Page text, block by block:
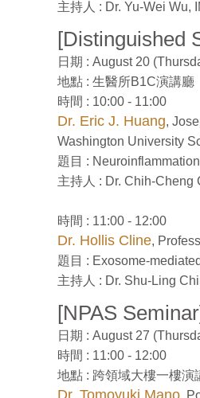
主持人 : Dr. Yu-Wei Wu,
[Distinguished
日期 : August 20
地點 : 生醫所B1C演講廳
時間 : 10:00 - 11:00
Dr. Eric J. Huang,
Washington University
題目 :
主持人 : Dr. Chih-Cheng
時間 : 11:00 - 12:00
Dr. Hollis Cline,
題目 : Exosome-
主持人 : Dr. Shu-Ling
[NPAS
日期 : August 27
時間 : 11:00 - 12:00
地點 : 跨領域大樓一樓演